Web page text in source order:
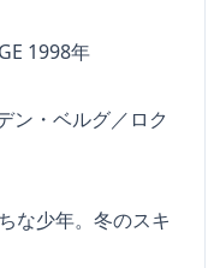
1998年
・ベルグ／ロク
な少年。冬のスキ